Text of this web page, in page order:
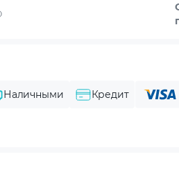
Наличными Кредит